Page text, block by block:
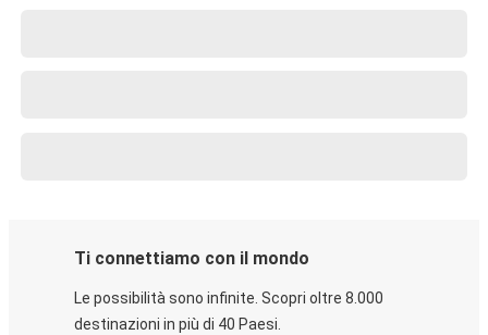
Ti connettiamo con il mondo
Le possibilità sono infinite. Scopri oltre 8.000
destinazioni in più di 40 Paesi.